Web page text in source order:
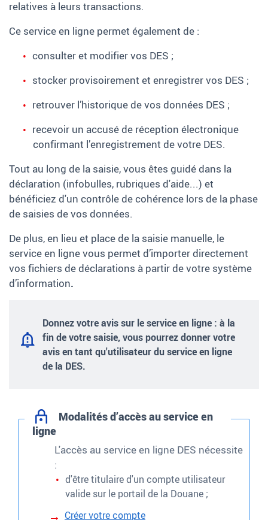
relatives à leurs transactions.
Ce service en ligne permet également de :
consulter et modifier vos DES ;
stocker provisoirement et enregistrer vos DES ;
retrouver l’historique de vos données DES ;
recevoir un accusé de réception électronique
confirmant l’enregistrement de votre DES.
Tout au long de la saisie, vous êtes guidé dans la
déclaration (infobulles, rubriques d'aide...) et
bénéficiez d'un contrôle de cohérence lors de la phase
de saisies de vos données.
De plus, en lieu et place de la saisie manuelle, le
service en ligne vous permet d’importer directement
vos fichiers de déclarations à partir de votre système
d’information.
Donnez votre avis sur le service en ligne : à la
fin de votre saisie, vous pourrez donner votre
avis en tant qu'utilisateur du service en ligne
de la DES.
Modalités d’accès au service en
ligne
L'accès au service en ligne DES nécessite
:
d'être titulaire d'un compte utilisateur
valide sur le portail de la Douane ;
Créer votre compte